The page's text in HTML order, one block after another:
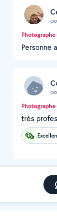
Photographe
Personne
Photographe
très